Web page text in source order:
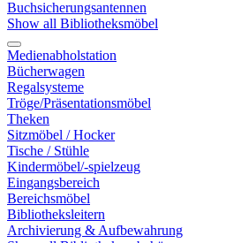
Buchsicherungsantennen
Show all Bibliotheksmöbel
Medienabholstation
Bücherwagen
Regalsysteme
Tröge/Präsentationsmöbel
Theken
Sitzmöbel / Hocker
Tische / Stühle
Kindermöbel/-spielzeug
Eingangsbereich
Bereichsmöbel
Bibliotheksleitern
Archivierung & Aufbewahrung